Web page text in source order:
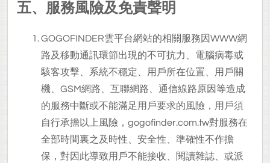
五、服務風險及免責聲明
GOGOFINDER雲平台網站的相關服務因WWW網
路及移動通訊環節出現的不可抗力、電腦病毒或
駭客攻擊、系統不穩定、用戶所在位置、用戶關
機、GSM網路、互聯網路、通信線路原因等造成
的服務中斷或不能滿足用戶要求的風險，用戶須
自行承擔以上風險，gogofinder.com.tw對服務在
全部時間裏之及時性、安全性、準確性不作擔
保，對因此導致用戶不能接收、閱讀雜誌、或派